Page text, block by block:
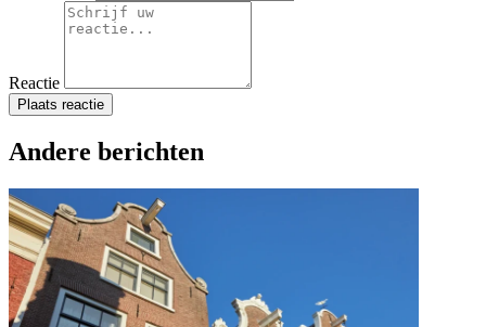
Reactie
Plaats reactie
Andere berichten